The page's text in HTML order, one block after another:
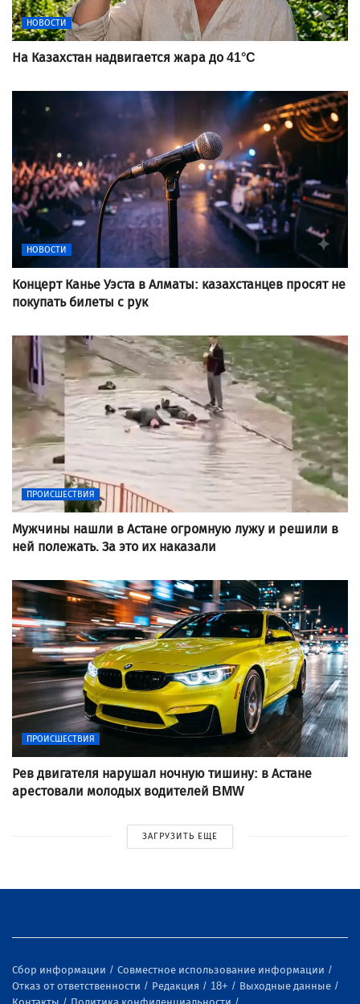
НОВОСТИ
На Казахстан надвигается жара до 41°C
НОВОСТИ
Концерт Канье Уэста в Алматы: казахстанцев просят не
покупать билеты с рук
ПРОИСШЕСТВИЯ
Мужчины нашли в Астане огромную лужу и решили в
ней полежать. За это их наказали
ПРОИСШЕСТВИЯ
Рев двигателя нарушал ночную тишину: в Астане
арестовали молодых водителей BMW
ЗАГРУЗИТЬ ЕЩЕ
Сбор информации
Совместное использование информации
Отказ от ответственности
Редакция 18+
Выходные данные